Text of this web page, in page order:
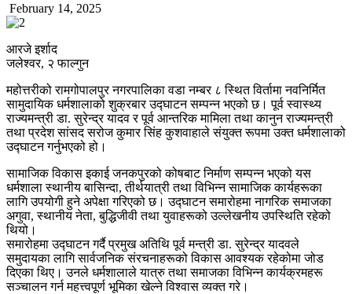
February 14, 2025
आरजे इर्शाद
जलेश्वर, २ फाल्गुन
महोत्तरीको रामगोपालपुर नगरपालिका वडा नम्बर ८ स्थित विर्तामा नवनिर्मित
सामुदायिक धर्मशालाको शुक्रबार उद्घाटन सम्पन्न भएको छ। पूर्व स्वास्थ्य
राज्यमन्त्री डा. सुरेन्द्र यादव र पूर्व आन्तरिक मामिला तथा कानुन राज्यमन्त्री
तथा प्रदेश सांसद सरोज कुमार सिंह कुशवाहाले संयुक्त रूपमा उक्त धर्मशालाको
उद्घाटन गर्नुभएको हो।
सामाजिक विकास इकाई जनकपुरको कोषबाट निर्माण सम्पन्न भएको यस
धर्मशाला स्थानीय बासिन्दा, तीर्थयात्री तथा विभिन्न सामाजिक कार्यहरूका
लागि उपयोगी हुने अपेक्षा गरिएको छ। उद्घाटन समारोहमा नागरिक समाजका
अगुवा, स्थानीय नेता, बुद्धिजीवी तथा युवाहरूको उल्लेखनीय उपस्थिति रहेको
थियो।
समारोहमा उद्घाटन गर्दै प्रमुख अतिथि पूर्व मन्त्री डा. सुरेन्द्र यादवले
समुदायका लागि सार्वजनिक संरचनाहरूको विकास आवश्यक रहेकोमा जोड
दिएका थिए। उनले धर्मशालाले यात्रु तथा समाजका विभिन्न कार्यक्रमहरू
सञ्चालन गर्न महत्त्वपूर्ण भूमिका खेल्ने विश्वास व्यक्त गरे।